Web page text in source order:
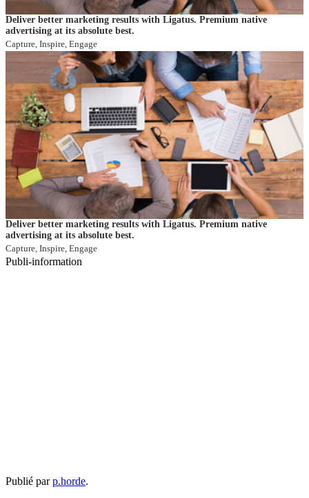
Deliver better marketing results with Ligatus. Premium native
advertising at its absolute best.
Capture, Inspire, Engage
Deliver better marketing results with Ligatus. Premium native
advertising at its absolute best.
Capture, Inspire, Engage
Publi-information
Publié parp.horde.